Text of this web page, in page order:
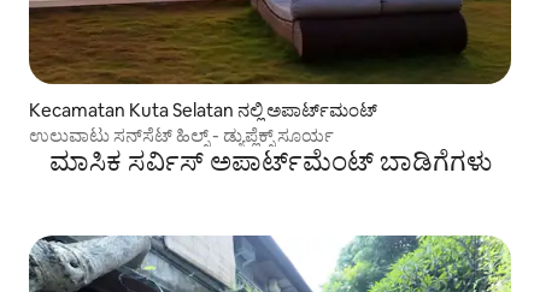
Kecamatan Kuta Selatan ನಲ್ಲಿ ಅಪಾರ್ಟ್‌ಮಂಟ್
ಉಲುವಾಟು ಸನ್‌ಸೆಟ್ ಹಿಲ್ಸ್ - ಡ್ಯುಪ್ಲೆಕ್ಸ್ ಸೂರ್ಯ
ಮಾಸಿಕ ಸರ್ವಿಸ್ ಅಪಾರ್ಟ್‌ಮೆಂಟ್ ಬಾಡಿಗೆಗಳು